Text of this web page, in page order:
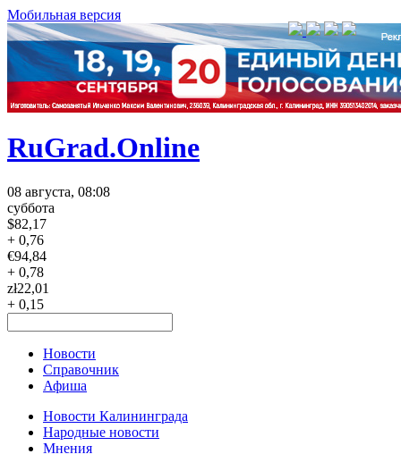
Мобильная версия
RuGrad.Online
08 августа, 08:08
суббота
$82,17
+ 0,76
€94,84
+ 0,78
zł22,01
+ 0,15
Новости
Справочник
Афиша
Новости Калининграда
Народные новости
Мнения